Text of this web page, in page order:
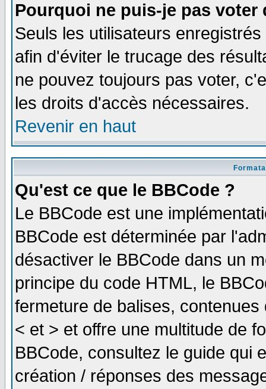
Pourquoi ne puis-je pas voter
Seuls les utilisateurs
afin d'éviter le trucage des
ne pouvez toujours pas voter,
les droits d'accès nécessaires.
Revenir en haut
Qu'est ce que le BBCode ?
Le BBCode est une
BBCode est déterminée par
désactiver le BBCode dans un
principe du code HTML, le
fermeture de balises,
< et > et offre une multitude de
BBCode, consultez le guide qui
création / réponses des